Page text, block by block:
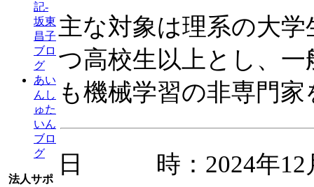
記-
坂東
昌子
ブロ
グ
あい
んし
ゅた
いん
ブロ
グ
法人サポ
主な対象は理系の大
つ高校生以上とし、
も機械学習の非専門
日 時：2024年12月